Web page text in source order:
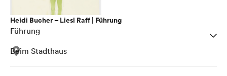
Heidi Bucher – Liesl Raff | Führung
Führung
Beim Stadthaus